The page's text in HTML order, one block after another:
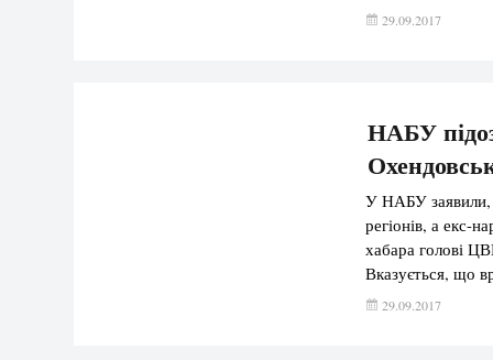
зайнятості, а
29.09.2017
НАБУ
У НАБУ заявили,
регіонів, а екс-
хабара голові
Вказується, що
Калюжному та
29.09.2017